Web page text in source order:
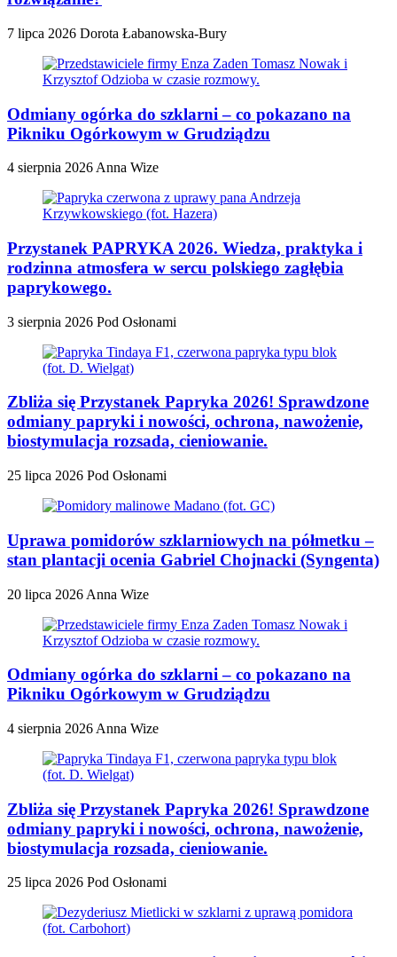
7 lipca 2026 Dorota Łabanowska-Bury
Odmiany ogórka do szklarni – co pokazano na
Pikniku Ogórkowym w Grudziądzu
4 sierpnia 2026 Anna Wize
Przystanek PAPRYKA 2026. Wiedza, praktyka i
rodzinna atmosfera w sercu polskiego zagłębia
paprykowego.
3 sierpnia 2026 Pod Osłonami
Zbliża się Przystanek Papryka 2026! Sprawdzone
odmiany papryki i nowości, ochrona, nawożenie,
biostymulacja rozsada, cieniowanie.
25 lipca 2026 Pod Osłonami
Uprawa pomidorów szklarniowych na półmetku –
stan plantacji ocenia Gabriel Chojnacki (Syngenta)
20 lipca 2026 Anna Wize
Odmiany ogórka do szklarni – co pokazano na
Pikniku Ogórkowym w Grudziądzu
4 sierpnia 2026 Anna Wize
Zbliża się Przystanek Papryka 2026! Sprawdzone
odmiany papryki i nowości, ochrona, nawożenie,
biostymulacja rozsada, cieniowanie.
25 lipca 2026 Pod Osłonami